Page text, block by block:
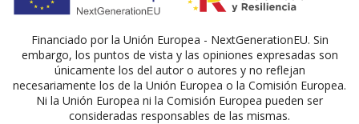
Financiado por la Unión Europea - NextGenerationEU. Sin
embargo, los puntos de vista y las opiniones expresadas son
únicamente los del autor o autores y no reflejan
necesariamente los de la Unión Europea o la Comisión Europea.
Ni la Unión Europea ni la Comisión Europea pueden ser
consideradas responsables de las mismas.